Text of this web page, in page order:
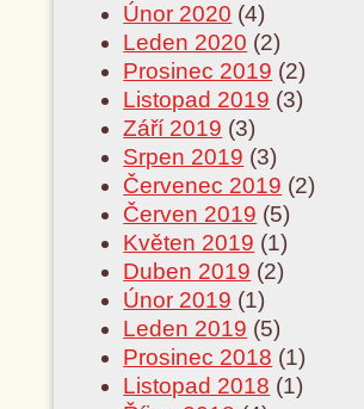
Únor 2020 (4)
Leden 2020 (2)
Prosinec 2019 (2)
Listopad 2019 (3)
Září 2019 (3)
Srpen 2019 (3)
Červenec 2019 (2)
Červen 2019 (5)
Květen 2019 (1)
Duben 2019 (2)
Únor 2019 (1)
Leden 2019 (5)
Prosinec 2018 (1)
Listopad 2018 (1)